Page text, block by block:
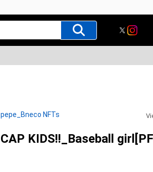
pepe_Bneco NFTs
CAP KIDS!!_Baseball